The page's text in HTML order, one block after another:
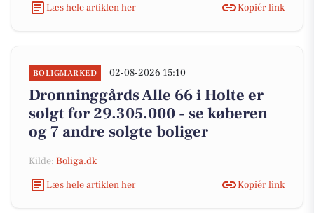
Læs hele artiklen her Kopiér link
BOLIGMARKED 02-08-2026 15:10
Dronninggårds Alle 66 i Holte er
solgt for 29.305.000 - se køberen
og 7 andre solgte boliger
Kilde: Boliga.dk
Læs hele artiklen her
Kopiér link